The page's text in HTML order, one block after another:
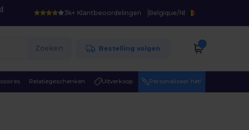
3k+ Klantbeoordelingen Belgique/Nl
Zoeken Bestelling volgen
Relatiegeschenken Uitverkoop Personaliseer het!